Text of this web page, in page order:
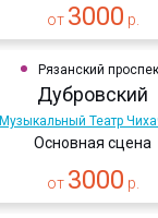
от 3000 р.
Рязанский
Дубровский
Музыкальный Театр
Основная сцена
от 3000 р.